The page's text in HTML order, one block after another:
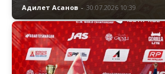
Адилет Асанов - 30.07.2026 10:39